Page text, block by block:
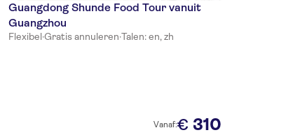
Guangdong Shunde Food Tour vanuit
Guangzhou
Flexibel·Gratis annuleren·Talen: en, zh
Vanaf:€ 310